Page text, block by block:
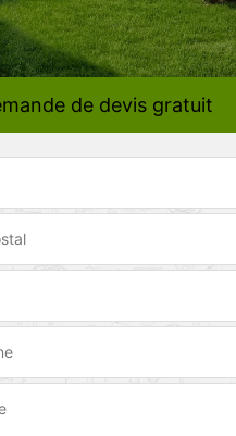
de devis gratuit